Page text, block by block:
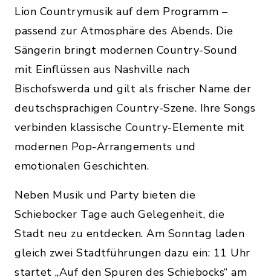
Lion Countrymusik auf dem Programm –
passend zur Atmosphäre des Abends. Die
Sängerin bringt modernen Country-Sound
mit Einflüssen aus Nashville nach
Bischofswerda und gilt als frischer Name der
deutschsprachigen Country-Szene. Ihre Songs
verbinden klassische Country-Elemente mit
modernen Pop-Arrangements und
emotionalen Geschichten.
Neben Musik und Party bieten die
Schiebocker Tage auch Gelegenheit, die
Stadt neu zu entdecken. Am Sonntag laden
gleich zwei Stadtführungen dazu ein: 11 Uhr
startet „Auf den Spuren des Schiebocks“ am